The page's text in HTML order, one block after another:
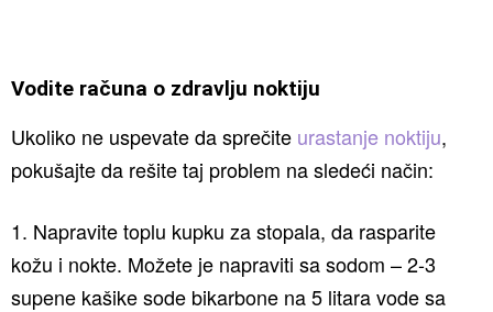
Vodite računa o zdravlju noktiju
Ukoliko ne uspevate da sprečite urastanje noktiju,
pokušajte da rešite taj problem na sledeći način:
1. Napravite toplu kupku za stopala, da rasparite
kožu i nokte. Možete je napraviti sa sodom – 2-3
supene kašike sode bikarbone na 5 litara vode sa